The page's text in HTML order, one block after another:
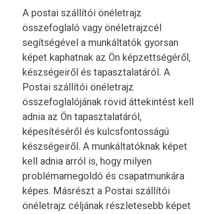
A postai szállítói önéletrajz
összefoglaló vagy önéletrajzcél
segítségével a munkáltatók gyorsan
képet kaphatnak az Ön képzettségéről,
készségeiről és tapasztalatáról. A
Postai szállítói önéletrajz
összefoglalójának rövid áttekintést kell
adnia az Ön tapasztalatáról,
képesítéséről és kulcsfontosságú
készségeiről. A munkáltatóknak képet
kell adnia arról is, hogy milyen
problémamegoldó és csapatmunkára
képes. Másrészt a Postai szállítói
önéletrajz céljának részletesebb képet